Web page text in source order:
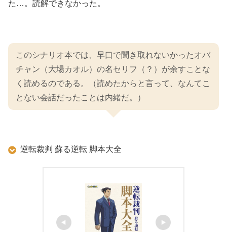
た…。読解できなかった。
このシナリオ本では、早口で聞き取れないかったオバ
チャン（大場カオル）の名セリフ（？）が余すことな
く読めるのである。（読めたからと言って、なんてこ
とない会話だったことは内緒だ。）
逆転裁判 蘇る逆転 脚本大全